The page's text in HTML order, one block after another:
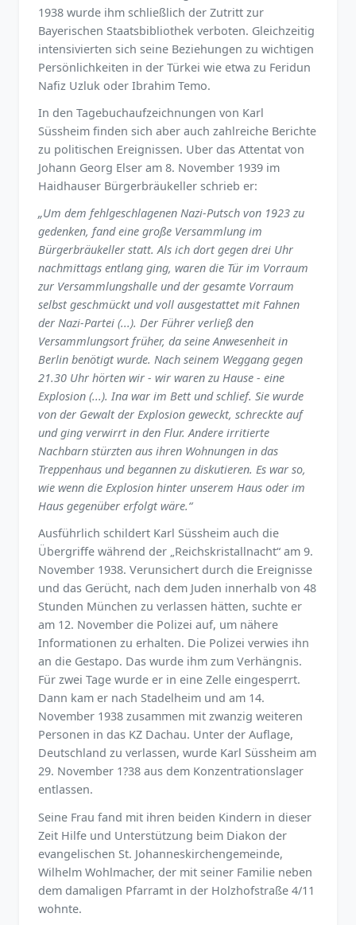
1938 wurde ihm schließlich der Zutritt zur
Bayerischen Staatsbibliothek verboten. Gleichzeitig
intensivierten sich seine Beziehungen zu wichtigen
Persönlichkeiten in der Türkei wie etwa zu Feridun
Nafiz Uzluk oder Ibrahim Temo.
In den Tagebuchaufzeichnungen von Karl
Süssheim finden sich aber auch zahlreiche Berichte
zu politischen Ereignissen. Uber das Attentat von
Johann Georg Elser am 8. November 1939 im
Haidhauser Bürgerbräukeller schrieb er:
„Um dem fehlgeschlagenen Nazi-Putsch von 1923 zu
gedenken, fand eine große Versammlung im
Bürgerbräukeller statt. Als ich dort gegen drei Uhr
nachmittags entlang ging, waren die Tür im Vorraum
zur Versammlungshalle und der gesamte Vorraum
selbst geschmückt und voll ausgestattet mit Fahnen
der Nazi-Partei (...). Der Führer verließ den
Versammlungsort früher, da seine Anwesenheit in
Berlin benötigt wurde. Nach seinem Weggang gegen
21.30 Uhr hörten wir - wir waren zu Hause - eine
Explosion (...). Ina war im Bett und schlief. Sie wurde
von der Gewalt der Explosion geweckt, schreckte auf
und ging verwirrt in den Flur. Andere irritierte
Nachbarn stürzten aus ihren Wohnungen in das
Treppenhaus und begannen zu diskutieren. Es war so,
wie wenn die Explosion hinter unserem Haus oder im
Haus gegenüber erfolgt wäre.“
Ausführlich schildert Karl Süssheim auch die
Übergriffe während der „Reichskristallnacht“ am 9.
November 1938. Verunsichert durch die Ereignisse
und das Gerücht, nach dem Juden innerhalb von 48
Stunden München zu verlassen hätten, suchte er
am 12. November die Polizei auf, um nähere
Informationen zu erhalten. Die Polizei verwies ihn
an die Gestapo. Das wurde ihm zum Verhängnis.
Für zwei Tage wurde er in eine Zelle eingesperrt.
Dann kam er nach Stadelheim und am 14.
November 1938 zusammen mit zwanzig weiteren
Personen in das KZ Dachau. Unter der Auflage,
Deutschland zu verlassen, wurde Karl Süssheim am
29. November 1?38 aus dem Konzentrationslager
entlassen.
Seine Frau fand mit ihren beiden Kindern in dieser
Zeit Hilfe und Unterstützung beim Diakon der
evangelischen St. Johanneskirchengemeinde,
Wilhelm Wohlmacher, der mit seiner Familie neben
dem damaligen Pfarramt in der Holzhofstraße 4/11
wohnte.